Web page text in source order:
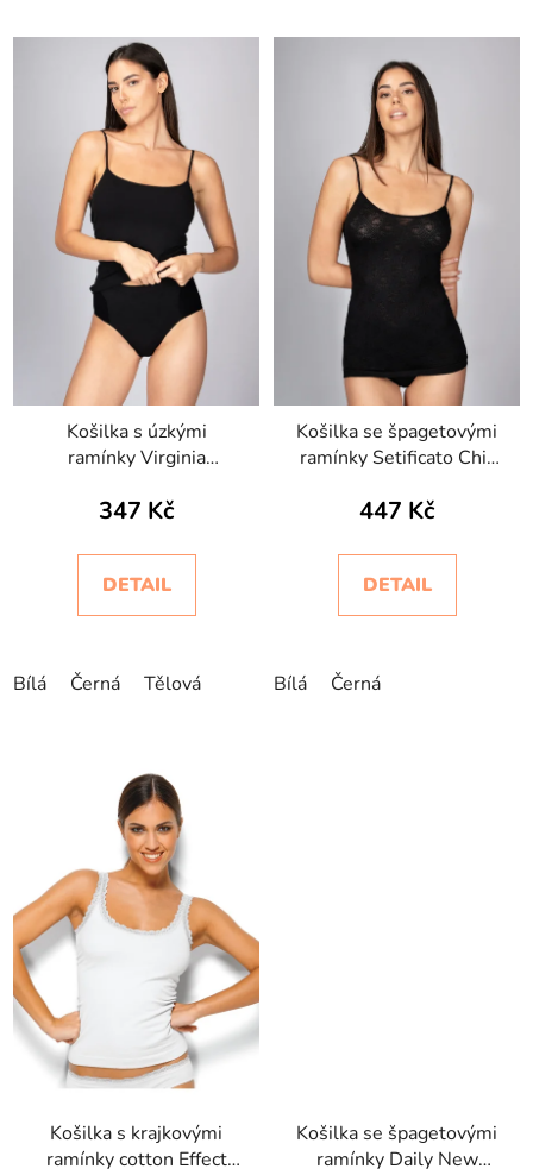
Košilka s úzkými
ramínky Virginia
347 Kč
DETAIL
Bílá Černá Tělová
Košilka se špagetovými
ramínky Setificato Chic
447 Kč
DETAIL
Bílá Černá
Košilka s krajkovými
ramínky cotton Effect
Košilka se špagetovými
ramínky Daily New